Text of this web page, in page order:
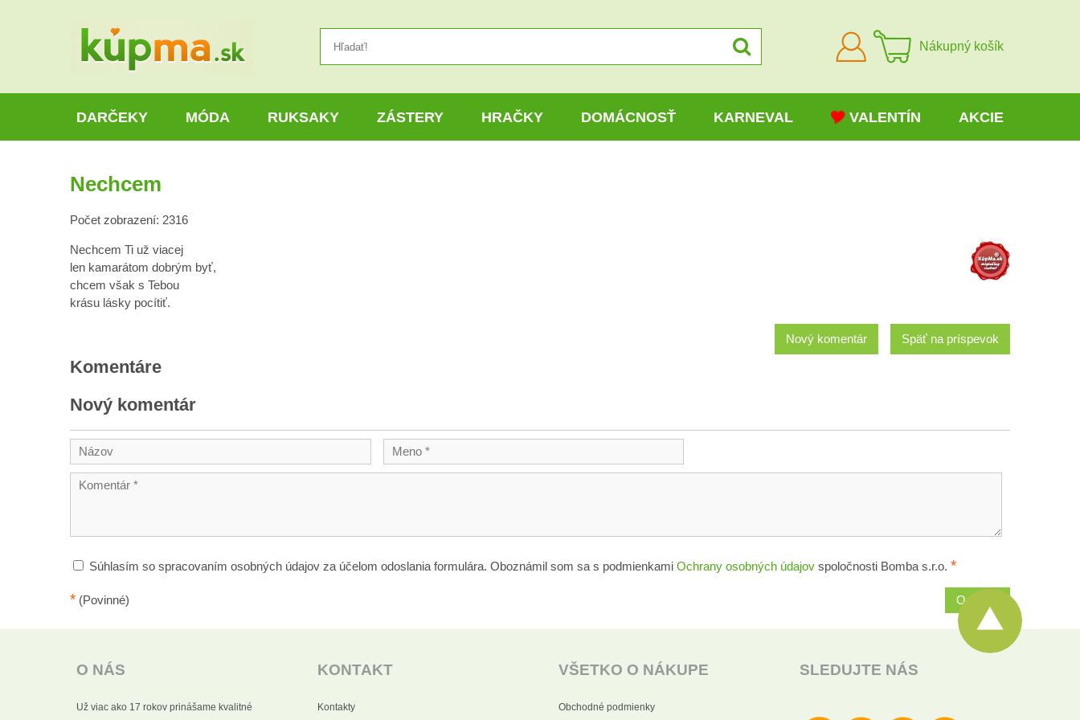
Prihlásiť
sa
Nákupný košík
DARČEKY MÓDA RUKSAKY ZÁSTERY HRAČKY DOMÁCNOSŤ KARNEVAL VALENTÍN AKCIE
Nechcem
Počet zobrazení: 2316
Nechcem Ti už viacej
len kamarátom dobrým byť,
chcem však s Tebou
krásu lásky pocítiť.
Späť na príspevok
Nový komentár
Komentáre
Nový komentár
Súhlasím so spracovaním osobných údajov za účelom odoslania formulára. Oboznámil som sa s podmienkami Ochrany osobných údajov spoločnosti Bomba s.r.o. *
* (Povinné) Odoslať
O NÁS
Už viac ako 17 rokov prinášame kvalitné
KONTAKT
Kontakty
VŠETKO O NÁKUPE
Obchodné podmienky
SLEDUJTE NÁS